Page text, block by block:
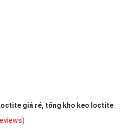
giá rẻ, tổng kho keo loctite